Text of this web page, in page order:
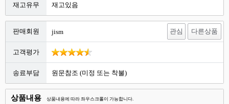
재고유무 재고있음
판매회원 jism 다른상품
관심
고객평가
송료부담 원문참조 (미정 또는 착불)
상품내용 상품내용에 따라 좌우스크롤이 가능합니다.